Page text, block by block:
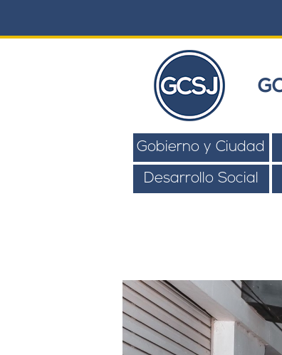
Gobierno y Ciudad
Desarrollo Social